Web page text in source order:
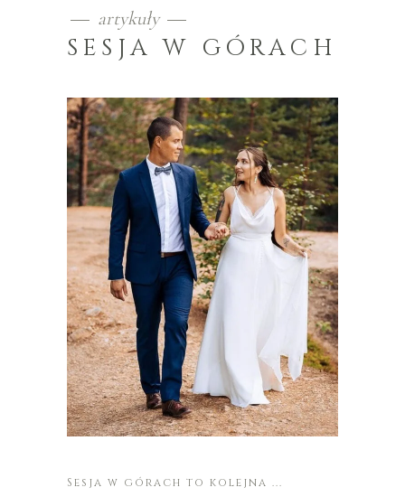
artykuły
SESJA W GÓRACH
Sesja w górach to kolejna